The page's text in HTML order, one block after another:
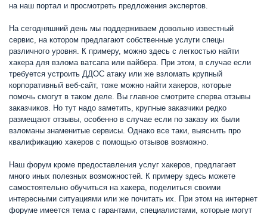
на наш портал и просмотреть предложения экспертов.
На сегодняшний день мы поддерживаем довольно известный
сервис, на котором предлагают собственные услуги спецы
различного уровня. К примеру, можно здесь с легкостью найти
хакера для взлома ватсапа или вайбера. При этом, в случае если
требуется устроить ДДОС атаку или же взломать крупный
корпоративный веб-сайт, тоже можно найти хакеров, которые
помочь смогут в таком деле. Вы главное смотрите сперва отзывы
заказчиков. Но тут надо заметить, крупные заказчики редко
размещают отзывы, особенно в случае если по заказу их были
взломаны знаменитые сервисы. Однако все таки, выяснить про
квалификацию хакеров с помощью отзывов возможно.
Наш форум кроме предоставления услуг хакеров, предлагает
много иных полезных возможностей. К примеру здесь можете
самостоятельно обучиться на хакера, поделиться своими
интересными ситуациями или же почитать их. При этом на интернет
форуме имеется тема с гарантами, специалистами, которые могут